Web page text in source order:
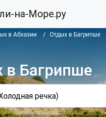
на-Море.ру
в Абхазии Отдых в Багрипше
Багрипше